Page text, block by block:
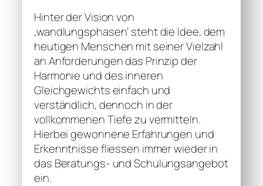
Hinter der Vision von
‚wandlungsphasen‘ steht die Idee, dem
heutigen Menschen mit seiner Vielzahl
an Anforderungen das Prinzip der
Harmonie und des inneren
Gleichgewichts einfach und
verständlich, dennoch in der
vollkommenen Tiefe zu vermitteln.
Hierbei gewonnene Erfahrungen und
Erkenntnisse fliessen immer wieder in
das Beratungs- und Schulungsangebot
ein.